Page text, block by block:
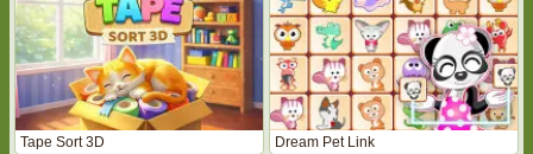
Tape Sort 3D Dream Pet Link